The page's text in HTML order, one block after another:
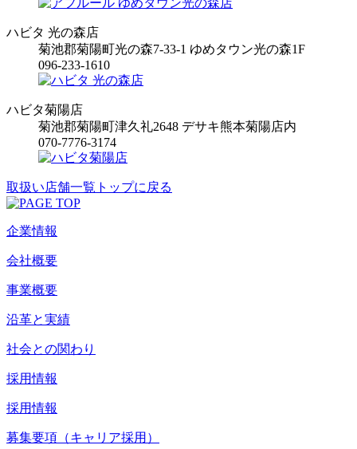
ハビタ 光の森店
菊池郡菊陽町光の森7-33-1 ゆめタウン光の森1F
096-233-1610
ハビタ菊陽店
菊池郡菊陽町津久礼2648 デサキ熊本菊陽店内
070-7776-3174
取扱い店舗一覧トップに戻る
企業情報
会社概要
事業概要
沿革と実績
社会との関わり
採用情報
採用情報
募集要項（キャリア採用）